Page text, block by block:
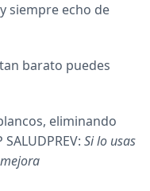
siempre echo de
barato puedes
eliminando
Si lo usas